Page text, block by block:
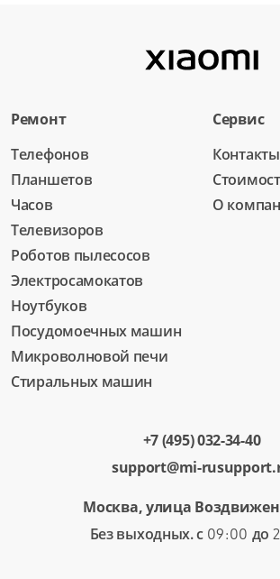
Ремонт
Телефонов
Планшетов
Часов
Телевизоров
Роботов пылесосов
Электросамокатов
Ноутбуков
Посудомоечных машин
Микроволновой печи
Стиральных машин
Сервис
Контакты
О
+7 (495) 032-34-40
support@mi-
Москва, улица
Без выходных. с 09:00 до